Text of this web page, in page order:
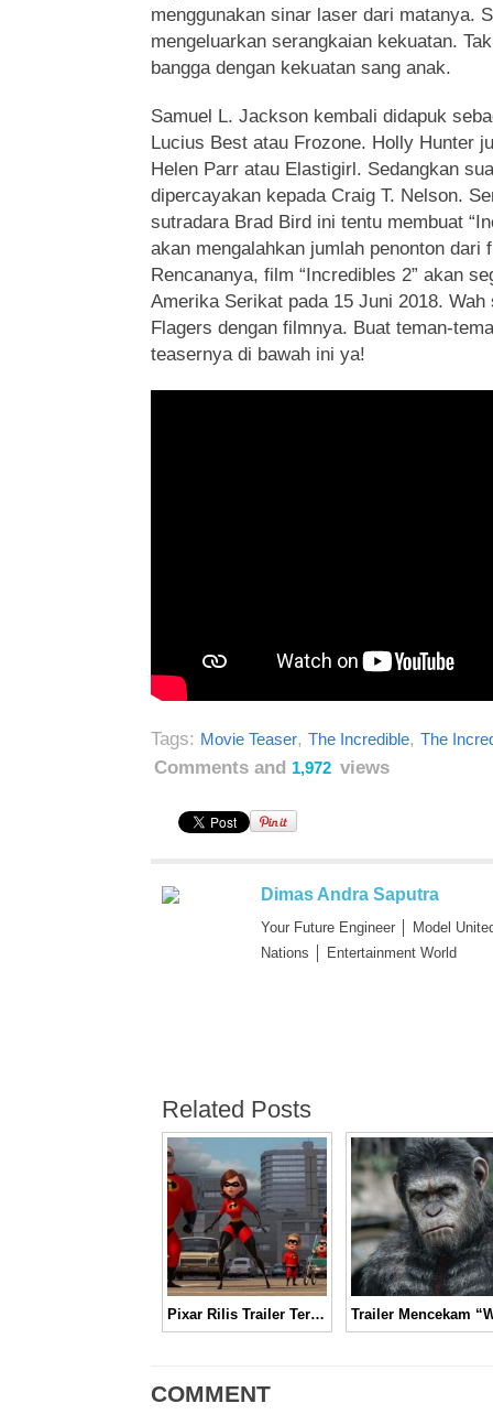
menggunakan sinar laser dari matanya.
mengeluarkan serangkaian kekuatan.
bangga dengan kekuatan sang anak.
Samuel L. Jackson kembali didapuk
Lucius Best atau Frozone. Holly Hunter
Helen Parr atau Elastigirl. Sedangkan
dipercayakan kepada Craig T. Nelson.
sutradara Brad Bird ini tentu membuat
akan mengalahkan jumlah penonton dari
Rencananya, film “Incredibles 2” akan
Amerika Serikat pada 15 Juni 2018.
Flagers dengan filmnya. Buat teman-
teasernya di bawah ini ya!
Tags: Movie Teaser, The Incredible, The
Comments and 1,972 views
Dimas Andra Saputra
Your Future Engineer │ Model
Nations │ Entertainment World
Related Posts
Pixar Rilis Trailer Terbaru, “Incredibles 2,” Ini Dia ‘Pekerjaan Baru’ Elastigirl │ Movie Trailer
COMMENT